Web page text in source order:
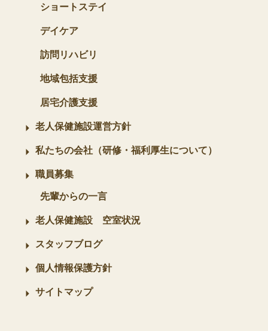
ショートステイ
デイケア
訪問リハビリ
地域包括支援
居宅介護支援
老人保健施設運営方針
私たちの会社（研修・福利厚生について）
職員募集
先輩からの一言
老人保健施設 空室状況
スタッフブログ
個人情報保護方針
サイトマップ